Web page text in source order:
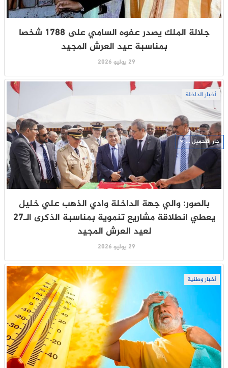
جلالة الملك يصدر عفوه السامي على 1788 شخصا
بمناسبة عيد العرش المجيد
29 يوليو 2026
أخبار الداخلة
بالصور: والي جهة الداخلة وادي الذهب علي خليل
يعطي انطلاقة مشاريع تنموية بمناسبة الذكرى الـ27
لعيد العرش المجيد
29 يوليو 2026
أخبار وطنية
جار التحميل ...